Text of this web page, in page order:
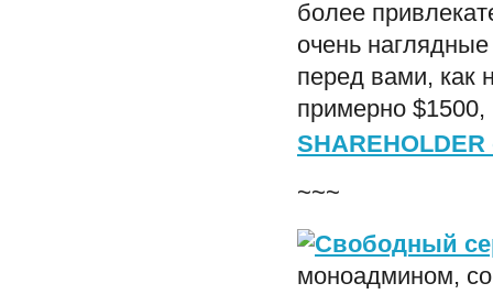
более
очень
перед вами, как
примерно $1500,
SHAREHOLDER
~~~
моноадмином,